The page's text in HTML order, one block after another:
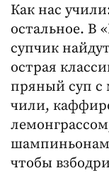
Как нас
остальное. В
супчик
острая
пряный суп с
чили,
чтобы